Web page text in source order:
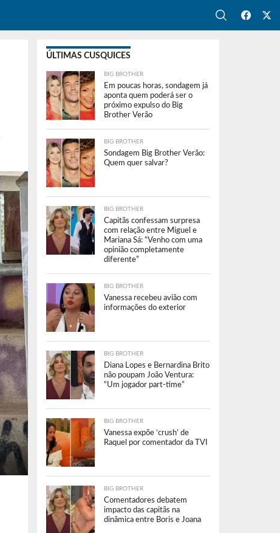
ÚLTIMAS CUSQUICES
BIG BROTHER
Em poucas horas, sondagem já
aponta quem poderá ser o
próximo expulso do Big
Brother Verão
BIG BROTHER
Sondagem Big Brother Verão:
Quem quer salvar?
BIG BROTHER
Capitãs confessam surpresa
com relação entre Miguel e
Mariana Sá: “Venho com uma
opinião completamente
diferente”
BIG BROTHER
Vanessa recebeu avião com
informações do exterior
BIG BROTHER
Diana Lopes e Bernardina Brito
não poupam João Ventura:
“Um jogador part-time”
BIG BROTHER
Vanessa expõe ‘crush’ de
Raquel por comentador da TVI
BIG BROTHER
Comentadores debatem
impacto das capitãs na
dinâmica entre Boris e Joana